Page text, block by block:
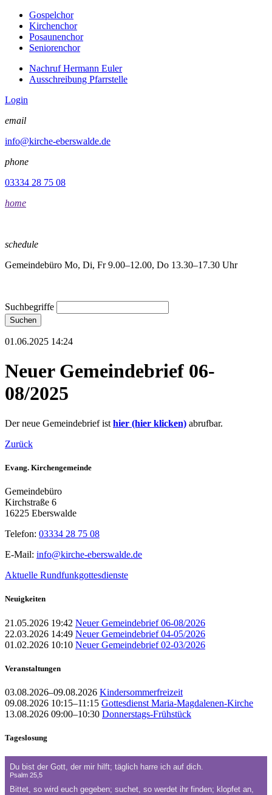
Gospelchor
Kirchenchor
Posaunenchor
Seniorenchor
Nachruf Hermann Euler
Ausschreibung Pfarrstelle
Login
email
info@kirche-eberswalde.de
phone
03334 28 75 08
home
schedule
Gemeindebüro Mo, Di, Fr 9.00–12.00, Do 13.30–17.30 Uhr
Suchbegriffe
Suchen
01.06.2025 14:24
Neuer Gemeindebrief 06-
08/2025
Der neue Gemeindebrief ist hier (hier klicken) abrufbar.
Zurück
Evang. Kirchengemeinde
Gemeindebüro
Kirchstraße 6
16225 Eberswalde
Telefon: 03334 28 75 08
E-Mail: info@kirche-eberswalde.de
Aktuelle Rundfunkgottesdienste
Neuigkeiten
21.05.2026 19:42 Neuer Gemeindebrief 06-08/2026
22.03.2026 14:49 Neuer Gemeindebrief 04-05/2026
01.02.2026 10:10 Neuer Gemeindebrief 02-03/2026
Veranstaltungen
03.08.2026–09.08.2026 Kindersommerfreizeit
09.08.2026 10:15–11:15 Gottesdienst Maria-Magdalenen-Kirche
13.08.2026 09:00–10:30 Donnerstags-Frühstück
Tageslosung